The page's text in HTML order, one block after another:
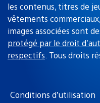
les contenus, titres de
vêtements
images associées sont
protégé par le droit
respectifs. Tous droits
Conditions d’utilisation